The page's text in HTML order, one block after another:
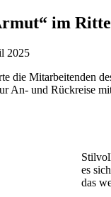
im
2025
die Mitarbeitenden
An- und Rückreise
es
das